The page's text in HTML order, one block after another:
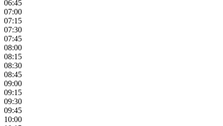
06:45
07:00
07:15
07:30
07:45
08:00
08:15
08:30
08:45
09:00
09:15
09:30
09:45
10:00